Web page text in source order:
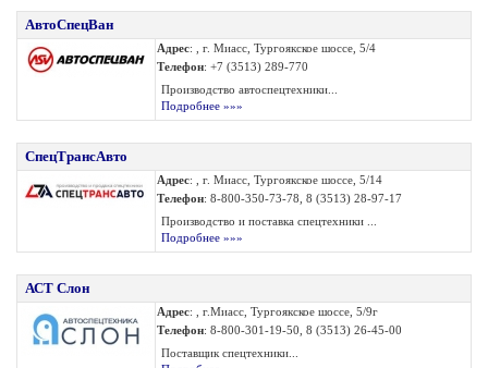
АвтоСпецВан
Адрес: , г. Миасс, Тургоякское шоссе, 5/4
Телефон: +7 (3513) 289-770
Производство автоспецтехники...
Подробнее »»»
СпецТрансАвто
Адрес: , г. Миасс, Тургоякское шоссе, 5/14
Телефон: 8-800-350-73-78, 8 (3513) 28-97-17
Производство и поставка спецтехники ...
Подробнее »»»
АСТ Слон
Адрес: , г.Миасс, Тургоякское шоссе, 5/9г
Телефон: 8-800-301-19-50, 8 (3513) 26-45-00
Поставщик спецтехники...